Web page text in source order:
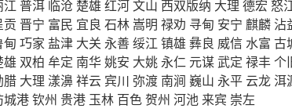
江 普洱 临沧 楚雄 红河文山 西双版纳 大理 德宏 怒
贡 晋宁 富民 宜良 石林嵩明 禄劝 寻甸 安宁 麒麟 沾
甸 巧家 盐津 大关 永善绥江 镇雄 彝良 威信水富 古
雄 双柏 牟定 南华姚安 大姚 永仁 元谋武定 禄丰个
腊 大理 漾濞祥云 宾川 弥渡 南涧 巍山 永平 云龙 洱
城港钦州 贵港 玉林 百色贺州 河池 来宾 崇左